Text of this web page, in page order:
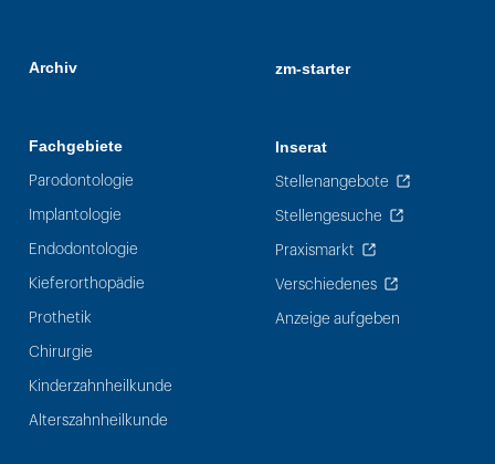
Archiv
Fachgebiete
Parodontologie
Implantologie
Endodontologie
Kieferorthopädie
Prothetik
Chirurgie
Kinderzahnheilkunde
Alterszahnheilkunde
zm-starter
Inserat
Stellenangebote
Stellengesuche
Praxismarkt
Verschiedenes
Anzeige aufgeben